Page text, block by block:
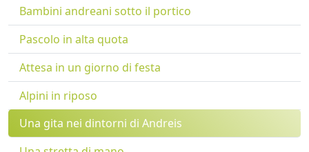
Bambini andreani sotto il portico
Pascolo in alta quota
Attesa in un giorno di festa
Alpini in riposo
Una gita nei dintorni di Andreis